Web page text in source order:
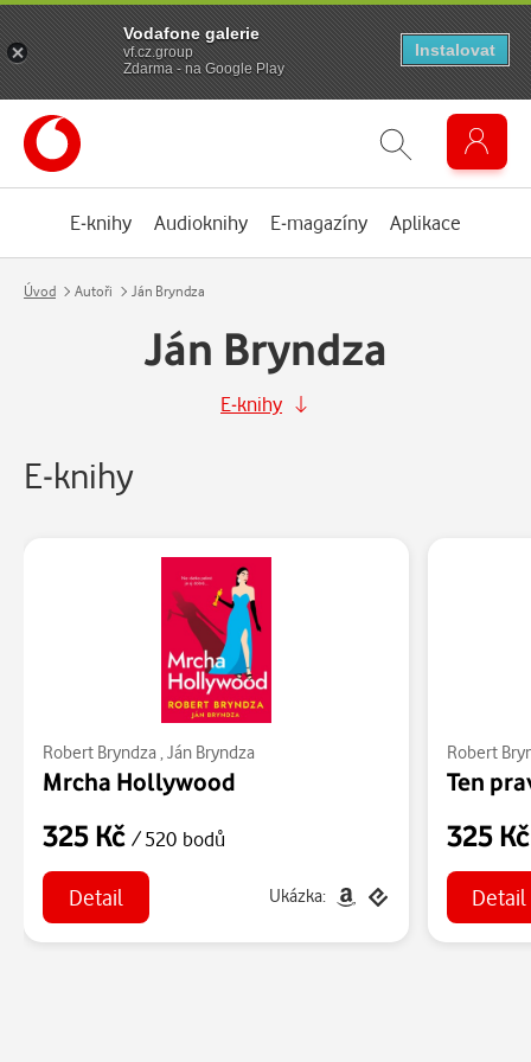
E-knihy Audioknihy E-magazíny Aplikace
Úvod Autoři Ján Bryndza
Ján Bryndza
E-knihy
E-knihy
Robert Bryndza , Ján Bryndza
Mrcha Hollywood
325 Kč / 520 bodů
Detail Ukázka:
Robert
Ten
325
Detail
Vodafone galerie
vf.cz.group
Zdarma - na Google Play
Instalovat